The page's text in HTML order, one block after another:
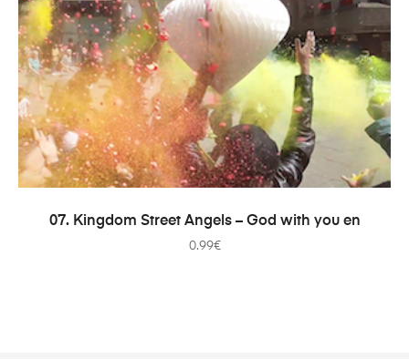
ДОДАТИ В КОШИК
07. Kingdom Street Angels – God with you en
0.99€